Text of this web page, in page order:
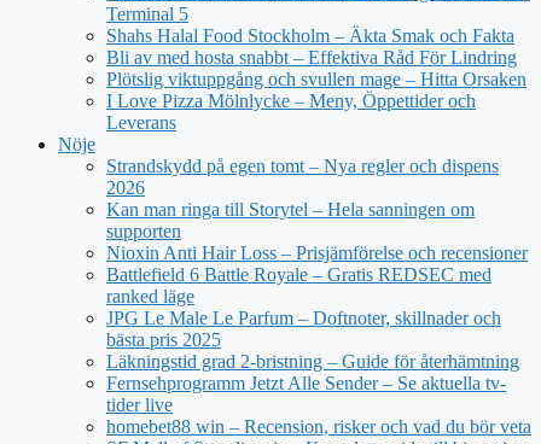
Terminal 5
Shahs Halal Food Stockholm – Äkta Smak och Fakta
Bli av med hosta snabbt – Effektiva Råd För Lindring
Plötslig viktuppgång och svullen mage – Hitta Orsaken
I Love Pizza Mölnlycke – Meny, Öppettider och
Leverans
Nöje
Strandskydd på egen tomt – Nya regler och dispens
2026
Kan man ringa till Storytel – Hela sanningen om
supporten
Nioxin Anti Hair Loss – Prisjämförelse och recensioner
Battlefield 6 Battle Royale – Gratis REDSEC med
ranked läge
JPG Le Male Le Parfum – Doftnoter, skillnader och
bästa pris 2025
Läkningstid grad 2-bristning – Guide för återhämtning
Fernsehprogramm Jetzt Alle Sender – Se aktuella tv-
tider live
homebet88 win – Recension, risker och vad du bör veta